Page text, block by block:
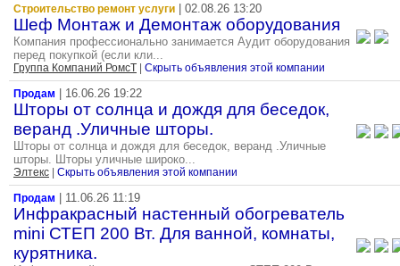
Строительство ремонт услуги | 02.08.26 13:20
Шеф Монтаж и Демонтаж оборудования
Компания профессионально занимается Аудит оборудования
перед покупкой (если кли...
Группа Компаний РомсТ Скрыть объявления этой компании
Продам | 16.06.26 19:22
Шторы от солнца и дождя для беседок,
веранд .Уличные шторы.
Шторы от солнца и дождя для беседок, веранд .Уличные
шторы. Шторы уличные широко...
Элтекс Скрыть объявления этой компании
Продам | 11.06.26 11:19
Инфракрасный настенный обогреватель
mini СТЕП 200 Вт. Для ванной, комнаты,
курятника.